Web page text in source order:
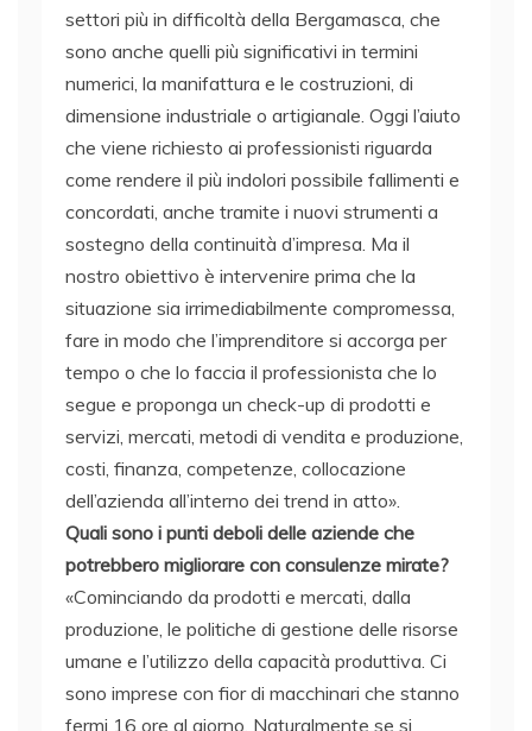
settori più in difficoltà della Bergamasca, che
sono anche quelli più significativi in termini
numerici, la manifattura e le costruzioni, di
dimensione industriale o artigianale. Oggi l’aiuto
che viene richiesto ai professionisti riguarda
come rendere il più indolori possibile fallimenti e
concordati, anche tramite i nuovi strumenti a
sostegno della continuità d’impresa. Ma il
nostro obiettivo è intervenire prima che la
situazione sia irrimediabilmente compromessa,
fare in modo che l’imprenditore si accorga per
tempo o che lo faccia il professionista che lo
segue e proponga un check-up di prodotti e
servizi, mercati, metodi di vendita e produzione,
costi, finanza, competenze, collocazione
dell’azienda all’interno dei trend in atto».
Quali sono i punti deboli delle aziende che
potrebbero migliorare con consulenze mirate?
«Cominciando da prodotti e mercati, dalla
produzione, le politiche di gestione delle risorse
umane e l’utilizzo della capacità produttiva. Ci
sono imprese con fior di macchinari che stanno
fermi 16 ore al giorno. Naturalmente se si